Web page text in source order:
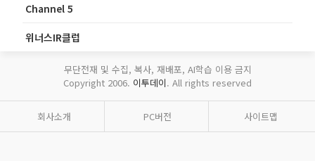
Channel 5
위너스IR클럽
무단전재 및 수집, 복사, 재배포, AI학습 이용 금지
Copyright 2006. 이투데이. All rights reserved
회사소개 PC버전 사이트맵